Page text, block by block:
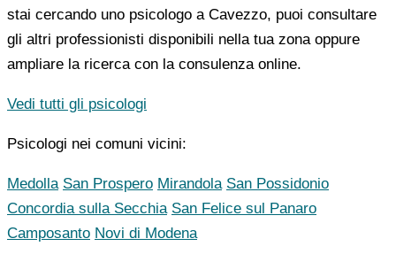
stai cercando uno psicologo a Cavezzo, puoi consultare
gli altri professionisti disponibili nella tua zona oppure
ampliare la ricerca con la consulenza online.
Vedi tutti gli psicologi
Psicologi nei comuni vicini:
Medolla San Prospero Mirandola San Possidonio
Concordia sulla Secchia San Felice sul Panaro
Camposanto Novi di Modena